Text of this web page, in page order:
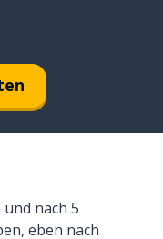
nach 5
eben nach